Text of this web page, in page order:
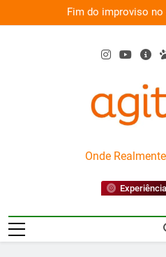
to
ao diabetes
Wet’n
Onde